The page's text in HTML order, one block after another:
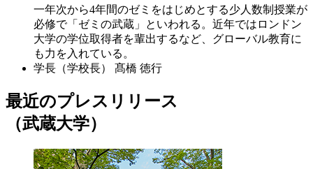
一年次から4年間のゼミをはじめとする少人数制授業が
必修で「ゼミの武蔵」といわれる。近年ではロンドン
大学の学位取得者を輩出するなど、グローバル教育に
も力を入れている。
学長（学校長）
髙橋 徳行
最近のプレスリリース
（武蔵大学）